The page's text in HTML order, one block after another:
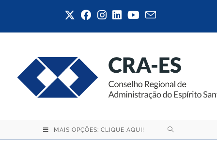
MAIS OPÇÕES: CLIQUE AQUI!